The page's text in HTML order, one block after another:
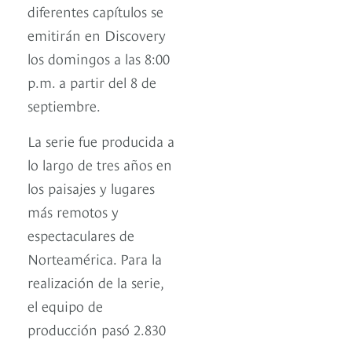
diferentes capítulos se
emitirán en Discovery
los domingos a las 8:00
p.m. a partir del 8 de
septiembre.
La serie fue producida a
lo largo de tres años en
los paisajes y lugares
más remotos y
espectaculares de
Norteamérica. Para la
realización de la serie,
el equipo de
producción pasó 2.830